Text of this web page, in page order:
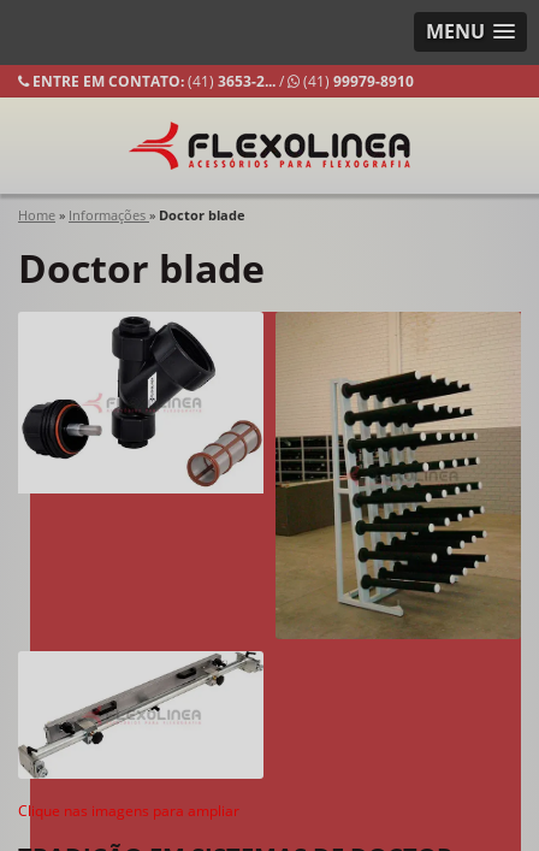
MENU
ENTRE EM CONTATO:(41) 3653-2.../ (41) 99979-8910
Home » Informações » Doctor blade
Doctor blade
Clique nas imagens para ampliar